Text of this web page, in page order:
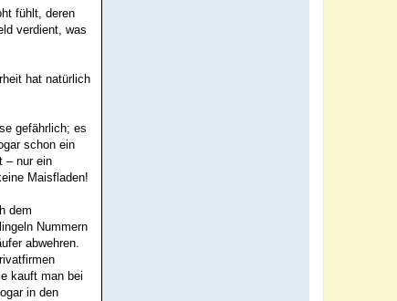
fühlt, deren
verdient, was
hat natürlich
gefährlich; es
schon ein
– nur ein
Maisfladen!
dem
Nummern
abwehren.
kauft man bei
in den